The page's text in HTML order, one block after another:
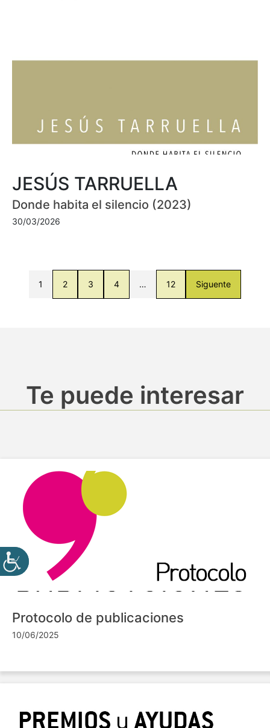
JESÚS TARRUELLA
Donde habita el silencio (2023)
30/03/2026
1 2 3 4 … 12 Siguente
Te puede interesar
Protocolo de publicaciones
10/06/2025